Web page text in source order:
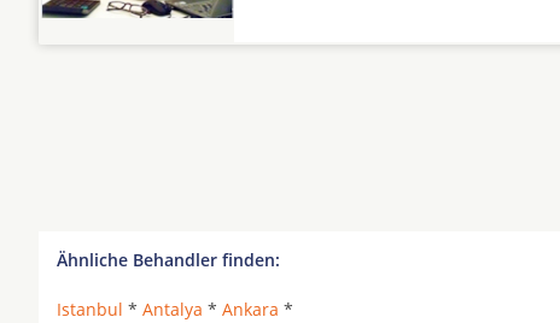
Ähnliche Behandler finden:
Istanbul * Antalya * Ankara *